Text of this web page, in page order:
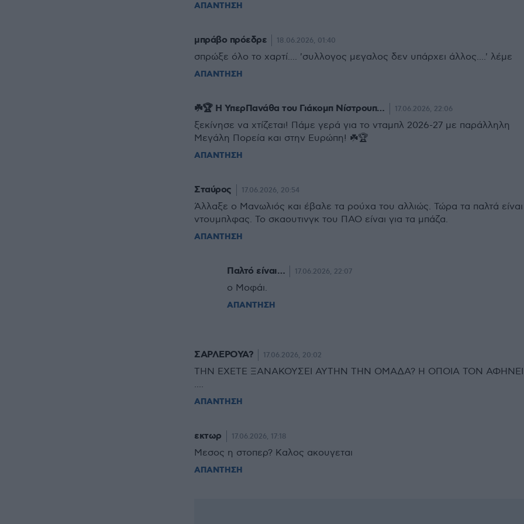
ΑΠΑΝΤΗΣΗ
μπράβο πρόεδρε 18.06.2026, 01:40
σπρώξε όλο το χαρτί.... 'συλλογος μεγαλος δεν υπάρχει άλλος....' λέμε
ΑΠΑΝΤΗΣΗ
☘️🏆 Η ΥπερΠανάθα του Γιάκομπ Νίστρουπ… 17.06.2026, 22:06
ξεκίνησε να χτίζεται! Πάμε γερά για το νταμπλ 2026-27 με παράλληλη
Μεγάλη Πορεία και στην Ευρώπη! ☘️🏆
ΑΠΑΝΤΗΣΗ
Σταύρος 17.06.2026, 20:54
Άλλαξε ο Μανωλιός και έβαλε τα ρούχα του αλλιώς. Τώρα τα παλτά είναι
ντουμπλφας. Το σκαουτινγκ του ΠΑΟ είναι για τα μπάζα.
ΑΠΑΝΤΗΣΗ
Παλτό είναι… 17.06.2026, 22:07
ο Μοφάι.
ΑΠΑΝΤΗΣΗ
ΣΑΡΛΕΡΟΥΑ? 17.06.2026, 20:02
ΤΗΝ ΕΧΕΤΕ ΞΑΝΑΚΟΥΣΕΙ ΑΥΤΗΝ ΤΗΝ ΟΜΑΔΑ? Η ΟΠΟΙΑ ΤΟΝ ΑΦΗΝΕΙ
....
ΑΠΑΝΤΗΣΗ
εκτωρ 17.06.2026, 17:18
Μεσος η στοπερ? Καλος ακουγεται
ΑΠΑΝΤΗΣΗ